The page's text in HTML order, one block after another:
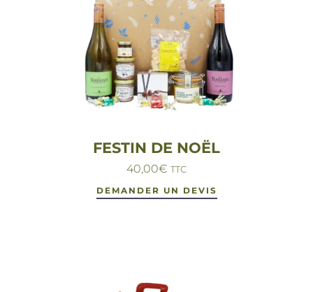
FESTIN DE NOËL
40,00€ TTC
DEMANDER UN DEVIS